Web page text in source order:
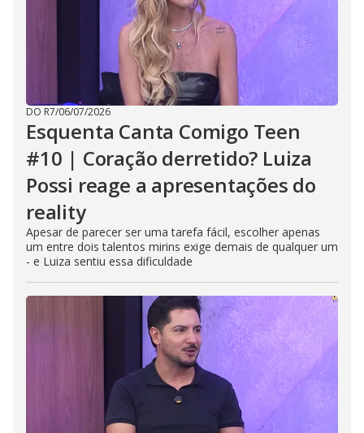
DO R7/06/07/2026
Esquenta Canta Comigo Teen
#10 | Coração derretido? Luiza
Possi reage a apresentações do
reality
Apesar de parecer ser uma tarefa fácil, escolher apenas
um entre dois talentos mirins exige demais de qualquer um
- e Luiza sentiu essa dificuldade